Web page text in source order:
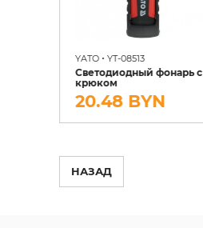
YATO •YT-08513
Светодиодный фонарь с
крюком
20.48 BYN
НАЗАД